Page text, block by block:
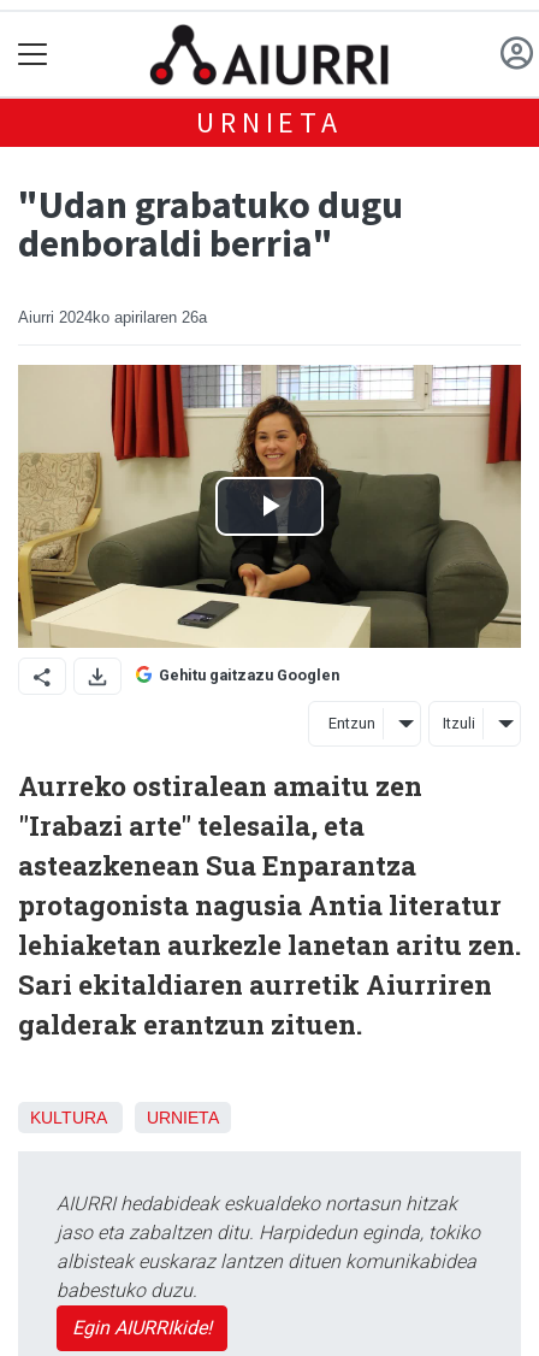
URNIETA
"Udan grabatuko dugu
denboraldi berria"
Aiurri 2024ko apirilaren 26a
Gehitu gaitzazu Googlen
Entzun Itzuli
Aurreko ostiralean amaitu zen
"Irabazi arte" telesaila, eta
asteazkenean Sua Enparantza
protagonista nagusia Antia literatur
lehiaketan aurkezle lanetan aritu zen.
Sari ekitaldiaren aurretik Aiurriren
galderak erantzun zituen.
KULTURA URNIETA
AIURRI hedabideak eskualdeko nortasun hitzak
jaso eta zabaltzen ditu. Harpidedun eginda, tokiko
albisteak euskaraz lantzen dituen komunikabidea
babestuko duzu.
Egin AIURRIkide!